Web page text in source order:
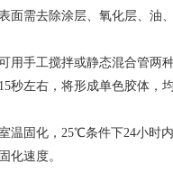
表面需去除涂层、氧化层、油
用手工搅拌或静态混合管两
15秒左右，将形成单色胶体，
温固化， 25℃条件下24小时
化速度。